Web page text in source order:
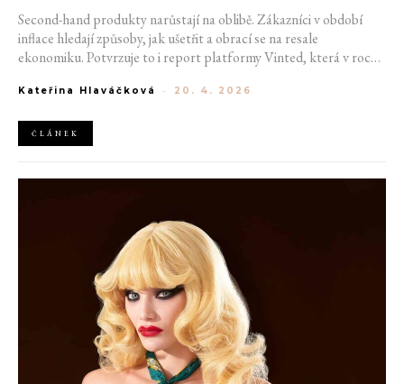
Second-hand produkty narůstají na oblibě. Zákazníci v období
inflace hledají způsoby, jak ušetřit a obrací se na resale
ekonomiku. Potvrzuje to i report platformy Vinted, která v roce
sledují také firmy Depop, Vestige nebo ThredUp. Předpokládají
Kateřina Hlaváčková - 20. 4. 2026
ČLÁNEK